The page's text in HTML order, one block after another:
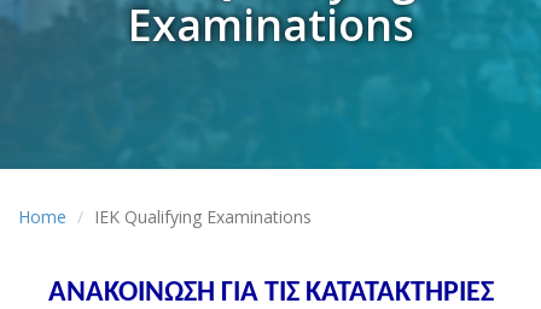
Examinations
Home IEK Qualifying Examinations
ΑΝΑΚΟΙΝΩΣΗ ΓΙΑ ΤΙΣ ΚΑΤΑΤΑΚΤΗΡΙΕΣ